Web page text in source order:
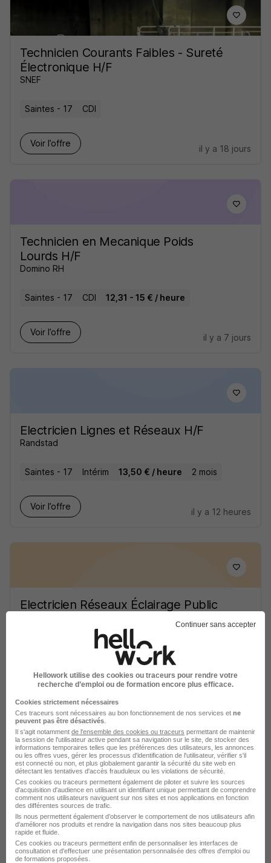
Technicien Courants Faibles - Sureté
Électronique H/F
SNEF
Saintes - 17 CDI
Voir l’offre
il y a 18 jours
Technicien en Mecanique Poids
Lourds H/F
Domino RH
Saintes - 17 CDI 12,31 - 15 € / heure
Voir l’offre
il y a 7 jours
Electricien Lignes et Réseaux H/F
Randstad
Saintes - 17 Intérim 13,50 € / heure 2 mois
Voir l’offre
il y a 12 heures
Electricien Réseaux Éclairage Public
13 € / heure
Electricien Lignes et Réseaux H/F
Randstad
Saintes - 17
Continuer sans accepter
Hellowork utilise des cookies ou traceurs pour rendre votre
recherche d’emploi ou de formation encore plus efficace.
Cookies strictement nécessaires
Ces traceurs sont nécessaires au bon fonctionnement de nos services et ne
peuvent pas être désactivés
Il s'agit notamment de l'ensemble des cookies ou traceurs permettant de maintenir
la session de l'utilisateur active pendant sa navigation sur le site, de stocker des
informations temporaires telles que les préférences des utilisateurs, les annonces
ou les offres vues, gérer les processus d'identification de l'utilisateur, vérifier s'il
est connecté ou non, et plus globalement garantir la sécurité du site web en
détectant les tentatives d'accès frauduleux ou les violations de sécurité.
Ces cookies ou traceurs permettent également de piloter et suivre les sources
d'acquisition d'audience en utilisant un identifiant unique permettant de comprendre
comment nos utilisateurs naviguent sur nos sites et nos applications en fonction
des différentes sources de trafic.
Ils nous permettent également d’observer le comportement de nos utilisateurs afin
d'améliorer nos produits et rendre la navigation dans nos sites beaucoup plus
rapide et fluide.
Ces cookies ou traceurs permettent enfin de personnaliser les interfaces de
consultation et d'effectuer une présentation personnalisée des offres d'emploi ou
de formations proposées.